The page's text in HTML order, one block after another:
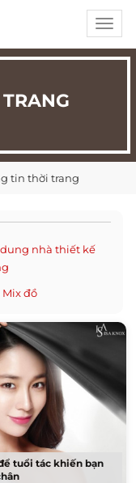
tin thời trang
nhà thiết kế
Mix đồ
tuổi tác khiến bạn